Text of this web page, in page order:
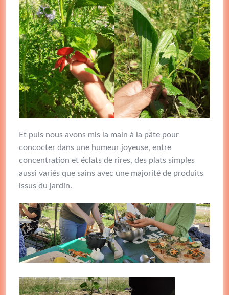
Et puis nous avons mis la main à la pâte pour
concocter dans une humeur joyeuse, entre
concentration et éclats de rires, des plats simples
aussi variés que sains avec une majorité de produits
issus du jardin.